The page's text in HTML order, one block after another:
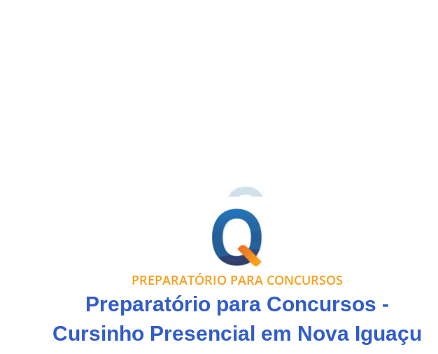
PREPARATÓRIO PARA CONCURSOS
Preparatório para Concursos -
Cursinho Presencial em Nova Iguaçu